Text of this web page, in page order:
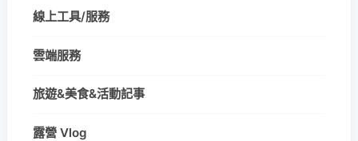
線上工具/服務
雲端服務
旅遊&美食&活動記事
露營 Vlog